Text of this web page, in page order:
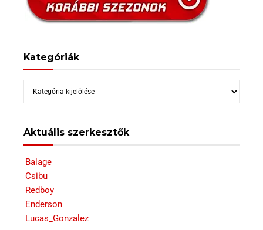
Kategóriák
Kategóriák
Aktuális szerkesztők
Balage
Csibu
Redboy
Enderson
Lucas_Gonzalez